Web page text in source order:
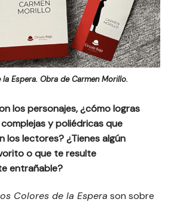
Espera. Obra de Carmen Morillo.
los personajes, ¿cómo logras
y poliédricas que
los lectores? ¿Tienes algún
o que te resulte
entrañable?
Colores de la Espera son sobre